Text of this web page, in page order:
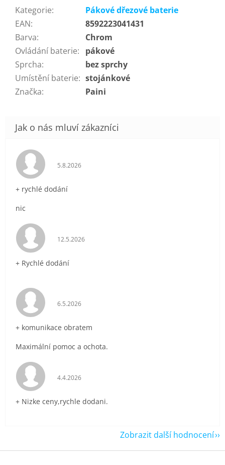
Kategorie:
Pákové dřezové baterie
EAN:
8592223041431
Barva:
Chrom
Ovládání baterie:
pákové
Sprcha:
bez sprchy
Umístění baterie: stojánkové
Značka: Paini
Hodnocení obchodu je 5 z 5 hvězdiček.
5.8.2026
+ rychlé dodání
nic
Hodnocení obchodu je 5 z 5 hvězdiček.
12.5.2026
+ Rychlé dodání
Hodnocení obchodu je 5 z 5 hvězdiček.
6.5.2026
+ komunikace obratem
Maximální pomoc a ochota.
Hodnocení obchodu je 5 z 5 hvězdiček.
4.4.2026
+ Nizke ceny,rychle dodani.
Zobrazit další hodnocení
Z